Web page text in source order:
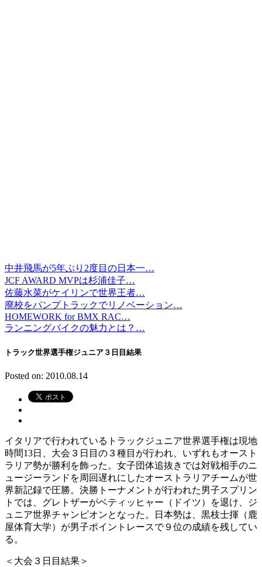
中井飛馬が5年ぶり2度目の日本一…
JCF AWARD MVPは杉浦佳子…
佐藤水菜がケイリンで世界王者…
廃校をパンプトラックでリノベーション…
HOMEWORK for BMX RAC…
ランニングバイクの魅力とは？…
トラック世界選手権ジュニア３日目結果
Posted on: 2010.08.14
イタリアで行われているトラックジュニア世界選手権は現地
時間13日、大会３日目の３種目が行われ、いずれもオースト
ラリア勢が勝利を飾った。女子団体追抜きでは対戦相手のニ
ュージーランドを周回遅れにしたオーストラリアチームが世
界新記録で圧勝。決勝トーナメントが行われた男子スプリン
トでは、グレトザーがベティッヒャー（ドイツ）を退け、ジ
ュニア世界チャンピオンとなった。日本勢は、黒枝士揮（鹿
屋体育大学）が男子ポイントレースで９位の成績を残してい
る。
＜大会３日目結果＞